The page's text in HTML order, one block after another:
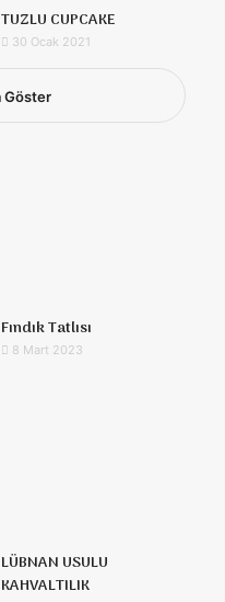
TUZLU CUPCAKE
30 Ocak 2021
Göster
Fındık Tatlısı
8 Mart 2023
LÜBNAN USULU
KAHVALTILIK